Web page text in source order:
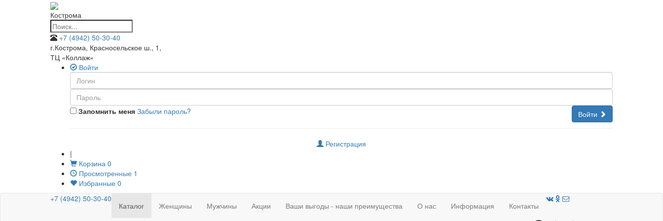
Кострома
+7 (4942) 50-30-40
г.Кострома, Красносельское ш., 1 ,
ТЦ «Коллаж»
Войти
Запомнить меня Войти
Забыли пароль?
Регистрация
|
Корзина 0
Просмотренные 1
Избранные 0
+7 (4942) 50-30-40
Каталог Женщины Мужчины Акции Ваши выгоды - наши преимущества О нас Информация
Контакты